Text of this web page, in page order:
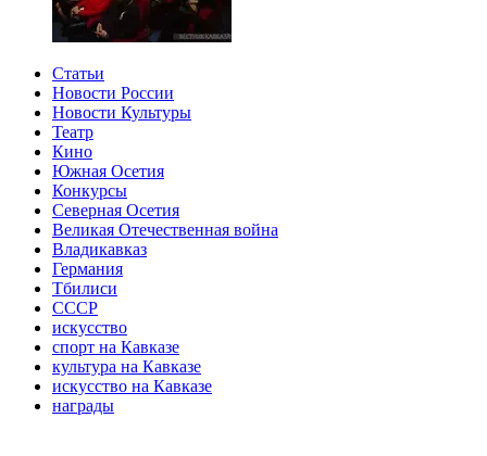
Статьи
Новости России
Новости Культуры
Театр
Кино
Южная Осетия
Конкурсы
Северная Осетия
Великая Отечественная война
Владикавказ
Германия
Тбилиси
СССР
искусство
спорт на Кавказе
культура на Кавказе
искусство на Кавказе
награды